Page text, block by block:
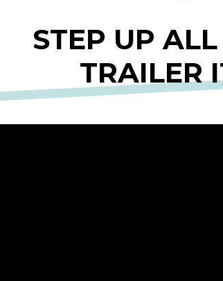
STEP UP
TRAILER